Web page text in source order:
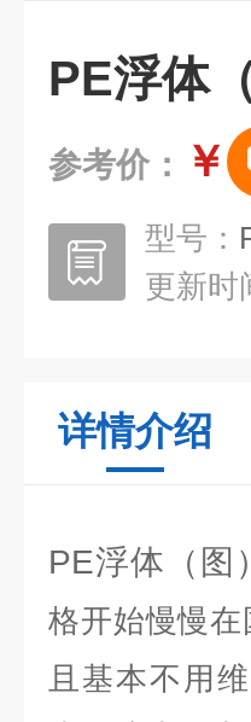
PE浮体
参考价： ￥
型号：
更新时
详情介绍
PE浮体（图）
格开始慢慢
且基本不用